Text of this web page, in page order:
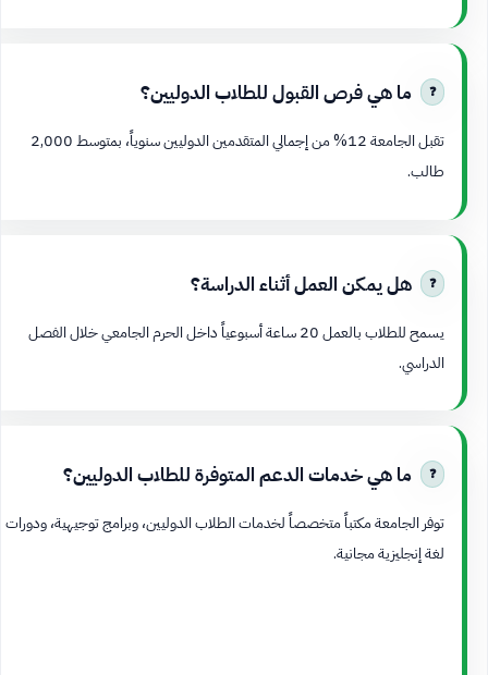
ما هي فرص القبول للطلاب الدوليين؟
تقبل الجامعة 12% من إجمالي المتقدمين الدوليين سنوياً، بمتوسط 2,000
طالب.
هل يمكن العمل أثناء الدراسة؟
يسمح للطلاب بالعمل 20 ساعة أسبوعياً داخل الحرم الجامعي خلال الفصل
الدراسي.
ما هي خدمات الدعم المتوفرة للطلاب الدوليين؟
توفر الجامعة مكتباً متخصصاً لخدمات الطلاب الدوليين، وبرامج توجيهية، ودورات
لغة إنجليزية مجانية.